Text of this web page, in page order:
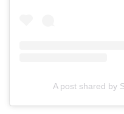
A post shared by